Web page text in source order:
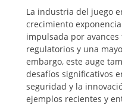
La industria del juego
crecimiento
impulsada por avances
regulatorios y una
embargo, este auge
desafíos significativos
seguridad y la
ejemplos recientes y